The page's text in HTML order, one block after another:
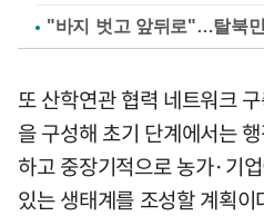
"바지 벗고 앞뒤로"…탈북
또 산학연관 협력 네트워크
을 구성해 초기 단계에서는
하고 중장기적으로 농가·기
있는 생태계를 조성할 계획이